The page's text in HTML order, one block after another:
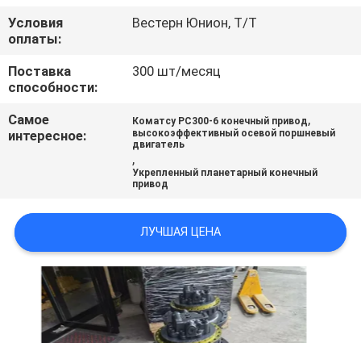
СЛУЧАИ
ОТПРАВИТЬ
ЗАПРОС
ПОЛИТИКА
УЕДИНЕНИЯ
Условия
оплаты:
Вестерн Юнион, Т/Т
Поставка
способности:
300 шт/месяц
Самое
интересное:
Коматсу PC300-6 конечный привод,
высокоэффективный осевой поршневый
двигатель
,
Укрепленный планетарный конечный
привод
ЛУЧШАЯ ЦЕНА